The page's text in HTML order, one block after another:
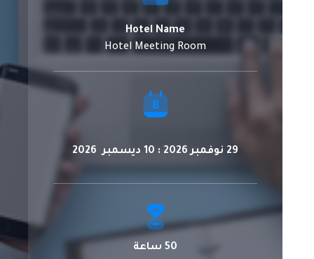
Hotel Name
Hotel Meeting Room
29 نوفمبر 2026 : 10 ديسمبر 2026
50 ساعة